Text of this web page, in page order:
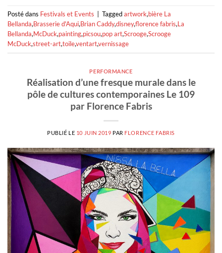
Posté dans Festivals et Events Taggedartwork,bière La
Bellanda,Brasserie d'Aqui,Brian Caddy,disney,florence fabris,La
Bellanda,McDuck,painting,picsou,pop art,Scrooge,Scrooge
McDuck,street-art,toile,ventart,vernissage
PERFORMANCE
Réalisation d’une fresque murale dans le
pôle de cultures contemporaines Le 109
par Florence Fabris
PUBLIÉ LE 10 JUIN 2019 PAR FLORENCE FABRIS